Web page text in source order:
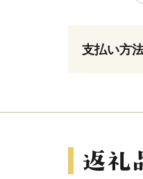
支払い方